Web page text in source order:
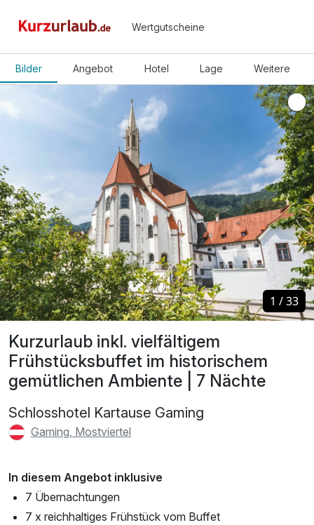
Wertgutscheine
Bilder Angebot Hotel Lage Weitere
Kurzurlaub inkl. vielfältigem
Frühstücksbuffet im historischem
gemütlichen Ambiente | 7 Nächte
Schlosshotel Kartause Gaming
Gaming, Mostviertel
1 /33
1 /33
In diesem Angebot inklusive
7 Übernachtungen
7 x reichhaltiges Frühstück vom Buffet